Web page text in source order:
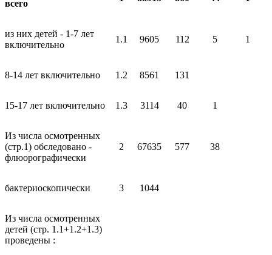
всего
из них детей - 1-7 лет
включительно
1.1 9605 112 5 1
8-14 лет включительно 1.2 8561 131
15-17 лет включительно 1.3 3114 40 1
Из числа осмотренных
(стр.1) обследовано -
флюорографически
2 67635 577 38
бактериоскопически 3 1044
Из числа осмотренных
детей (стр. 1.1+1.2+1.3)
проведены :